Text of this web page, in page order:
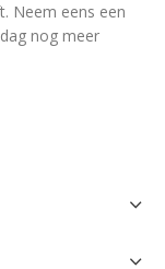
Neem eens een
nog meer